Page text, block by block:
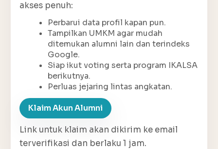
akses penuh:
Perbarui data profil kapan pun.
Tampilkan UMKM agar mudah
ditemukan alumni lain dan terindeks
Google.
Siap ikut voting serta program IKALSA
berikutnya.
Perluas jejaring lintas angkatan.
Klaim Akun Alumni
Link untuk klaim akan dikirim ke email
terverifikasi dan berlaku 1 jam.